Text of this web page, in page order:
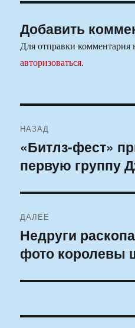
Добавить
Для отправки комментария
авторизоваться.
по
записям
НАЗАД
Предыдущая
запись:
«Битлз-фест»
первую группу
ДАЛЕЕ
Следующая
запись:
Недруги
фото королевы